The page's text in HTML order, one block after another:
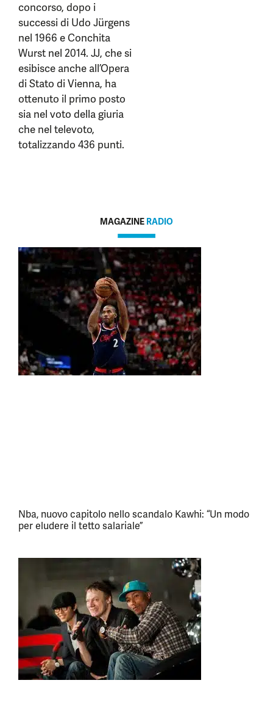
concorso, dopo i
successi di Udo Jürgens
nel 1966 e Conchita
Wurst nel 2014. JJ, che si
esibisce anche all’Opera
di Stato di Vienna, ha
ottenuto il primo posto
sia nel voto della giuria
che nel televoto,
totalizzando 436 punti.
MAGAZINE RADIO
Nba, nuovo capitolo nello scandalo Kawhi: “Un modo
per eludere il tetto salariale”